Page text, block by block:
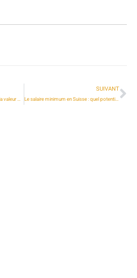
La relation entre le cours de l’or et la valeur du dollar
SUIVANT
Le salaire minimum en Suisse : quel potentiel de gain et d’épargne ?